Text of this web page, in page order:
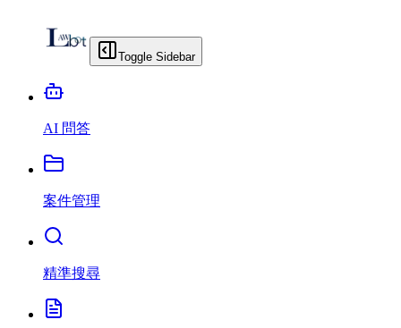
Toggle Sidebar
AI 問答
案件管理
精準搜尋